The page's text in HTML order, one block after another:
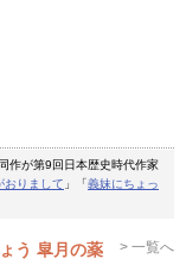
作が第9回日本歴史時代作家
おりまして 」「義妹にちょっ
う 皐月の薬
> 一覧へ